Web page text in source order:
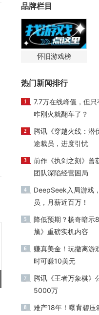
品牌栏目
怀旧游戏榜
热门新闻排行
1
7.7万在线峰值，但
咋刚火就翻车了？
2
腾讯《穿越火线：潜
途裁员，进度引忧
3
前作《执剑之刻》曾
团队深陷经营困局
4
DeepSeek入局游戏
员，月薪近百万！
5
降低预期？杨奇暗示
馗》重磅实机内容
6
赚真美金！玩撤离游
时可赚10美元
7
腾讯《王者万象棋》
5000万
8
难产18年！曝育碧压